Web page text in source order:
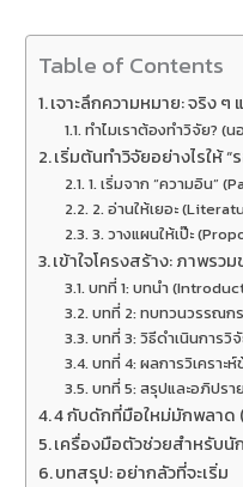
Table of Contents
เจาะลึกความหมาย: จริง ๆ
ทำไมเราต้องทำวิจัย? (
เริ่มต้นทำวิจัยอย่างไรให้
1. เริ่มจาก “ความอิน”
2. อ่านให้เยอะ
3. วางแผนให้เป๊ะ
เข้าใจโครงสร้าง: ภาพรว
บทที่ 1: บทนำ
บทที่ 2: ทบทวนวรรณกร
บทที่ 3: วิธีดำเนินการวิ
บทที่ 4: ผลการวิเคราะห์
บทที่ 5: สรุปและอภิปร
4 กับดักที่มือใหม่มักพลาด
เครื่องมือตัวช่วยสำหรับนั
บทสรุป: อย่ากลัวที่จะเริ่ม